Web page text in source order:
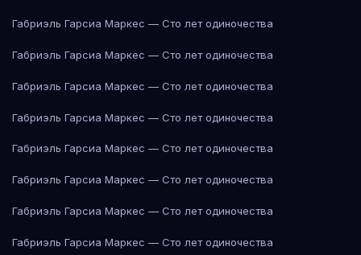
Габриэль Гарсиа Маркес — Сто лет одиночества
Габриэль Гарсиа Маркес — Сто лет одиночества
Габриэль Гарсиа Маркес — Сто лет одиночества
Габриэль Гарсиа Маркес — Сто лет одиночества
Габриэль Гарсиа Маркес — Сто лет одиночества
Габриэль Гарсиа Маркес — Сто лет одиночества
Габриэль Гарсиа Маркес — Сто лет одиночества
Габриэль Гарсиа Маркес — Сто лет одиночества